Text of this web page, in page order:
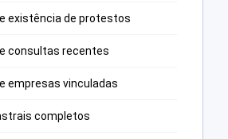
existência de protestos
consultas recentes
empresas vinculadas
completos